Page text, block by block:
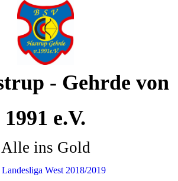
- Gehrde von
1991 e.V.
Alle ins Gold
Landesliga West 2018/2019